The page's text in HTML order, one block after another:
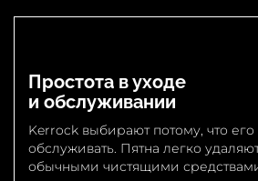
Простота в уходе
и обслуживании
Kerrock выбирают потому, что его
обслуживать. Пятна легко
обычными чистящими